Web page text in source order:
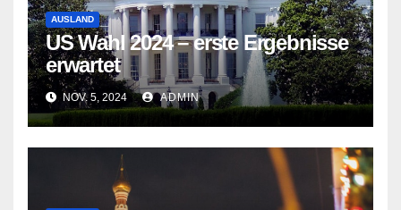
AUSLAND
US Wahl 2024 – erste Ergebnisse
erwartet
NOV. 5, 2024 ADMIN